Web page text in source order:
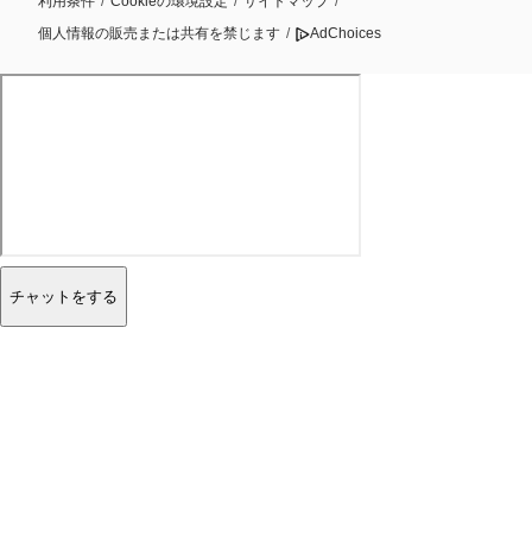
個人情報の販売または共有を禁じます / AdChoices
チャットをする